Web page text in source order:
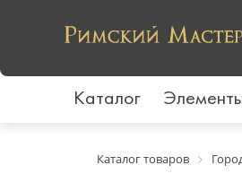
Каталог
Каталог товаров